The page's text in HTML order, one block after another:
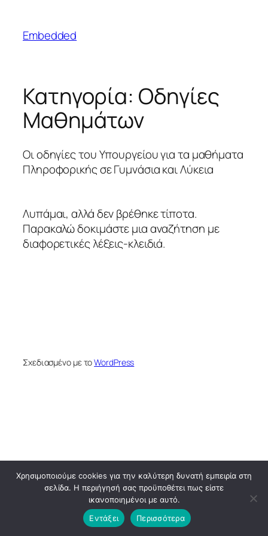
περιεχόμενο
Embedded
Κατηγορία: Οδηγίες
Μαθημάτων
Οι οδηγίες του Υπουργείου για τα μαθήματα
Πληροφορικής σε Γυμνάσια και Λύκεια
Λυπάμαι, αλλά δεν βρέθηκε τίποτα.
Παρακαλώ δοκιμάστε μια αναζήτηση με
διαφορετικές λέξεις-κλειδιά.
Σχεδιασμένο με τοWordPress
Χρησιμοποιούμε cookies για την καλύτερη δυνατή εμπειρία στη
σελίδα. Η περιήγησή σας προϋποθέτει πως είστε
ικανοποιημένοι με αυτό.
Εντάξει
Περισσότερα